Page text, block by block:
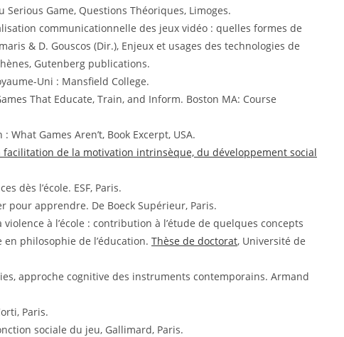
Game, Questions Théoriques, Limoges.
communicationnelle des jeux vidéo : quelles formes de
& D. Gouscos (Dir.), Enjeux et usages des technologies de
Gutenberg publications.
Uni : Mansfield College.
That Educate, Train, and Inform. Boston MA: Course
What Games Aren’t, Book Excerpt, USA.
facilitation de la motivation intrinsèque, du développement social
dès l’école. ESF, Paris.
pour apprendre. De Boeck Supérieur, Paris.
à l’école : contribution à l’étude de quelques concepts
philosophie de l’éducation. Thèse de doctorat, Université de
approche cognitive des instruments contemporains. Armand
Paris.
sociale du jeu, Gallimard, Paris.